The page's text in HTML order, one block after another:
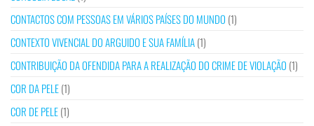
CONTACTOS COM PESSOAS EM VÁRIOS PAÍSES DO MUNDO (1)
CONTEXTO VIVENCIAL DO ARGUIDO E SUA FAMÍLIA(1)
CONTRIBUIÇÃO DA OFENDIDA PARA A REALIZAÇÃO DO CRIME DE VIOLAÇÃO (1)
COR DA PELE(1)
COR DE PELE(1)